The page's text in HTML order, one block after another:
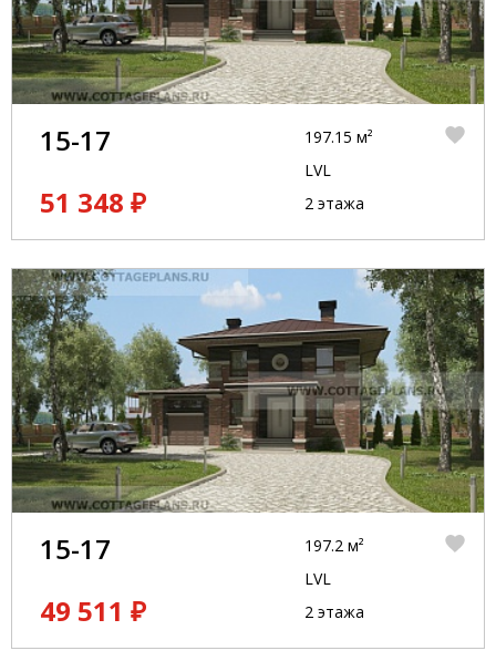
15-17
51 348 ₽
197.15 м²
LVL
2 этажа
15-17
49 511 ₽
197.2 м²
LVL
2 этажа